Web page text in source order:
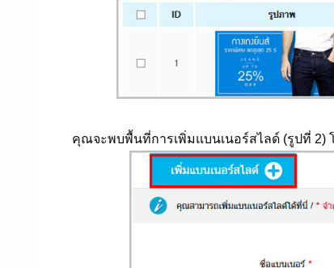
คุณจะพบพื้นที่การเพิ่มแบนเนอร์สไลด์ (รูปที่ 2) โ